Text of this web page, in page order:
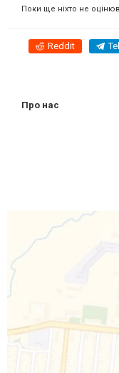
Поки ще ніхто не
Reddit
Про нас